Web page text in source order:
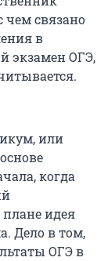
чем связано
в
экзамен ОГЭ,
или
когда
идея
Дело в том,
ОГЭ в